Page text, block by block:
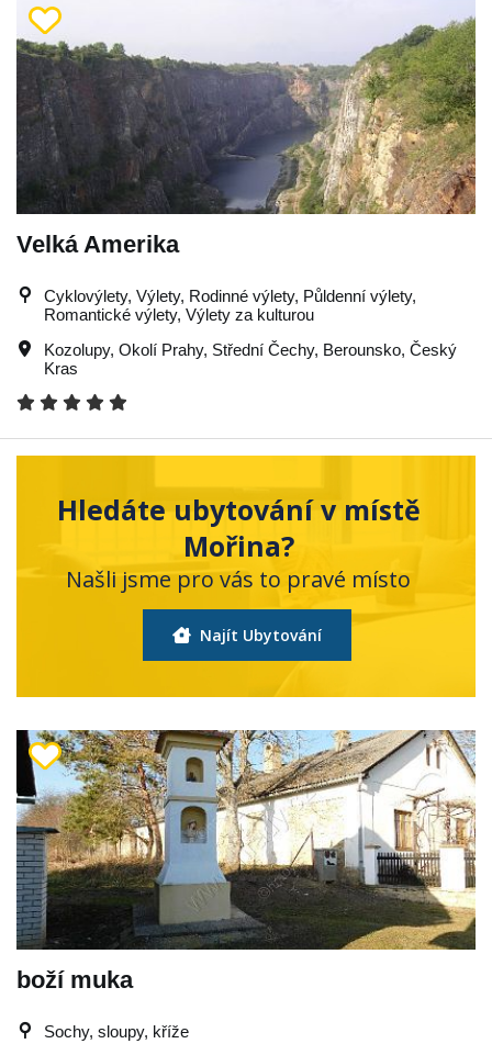
Velká Amerika
Cyklovýlety, Výlety, Rodinné výlety, Půldenní výlety,
Romantické výlety, Výlety za kulturou
Kozolupy, Okolí Prahy, Střední Čechy, Berounsko, Český
Kras
Hledáte ubytování v místě
Mořina?
Našli jsme pro vás to pravé místo
Najít Ubytování
boží muka
Sochy, sloupy, kříže